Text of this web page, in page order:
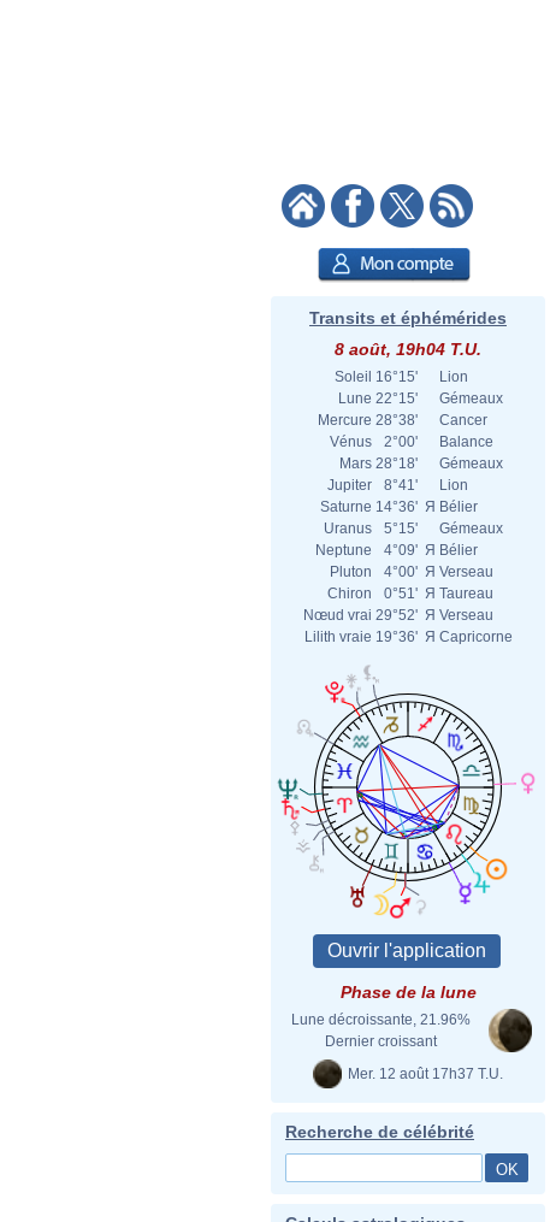
Transits et éphémérides
8 août, 19h04 T.U.
Soleil 16°15'
Lion
Lune 22°15'
Gémeaux
Mercure 28°38'
Cancer
Vénus
2°00'
Balance
Mars 28°18'
Gémeaux
Jupiter
8°41'
Lion
Saturne 14°36' Я Bélier
Uranus
5°15'
Gémeaux
Neptune
4°09' Я Bélier
Pluton
4°00' Я Verseau
Chiron
0°51' Я Taureau
Nœud vrai 29°52' Я Verseau
Lilith vraie 19°36' Я Capricorne
Phase de la lune
Lune décroissante, 21.96%
Dernier croissant
Mer. 12 août 17h37 T.U.
Recherche de célébrité